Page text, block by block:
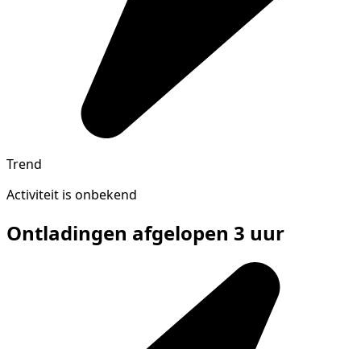
Trend
Activiteit is onbekend
Ontladingen afgelopen 3 uur